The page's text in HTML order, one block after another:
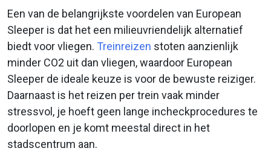
Een van de belangrijkste voordelen van European
Sleeper is dat het een milieuvriendelijk alternatief
biedt voor vliegen. Treinreizen stoten aanzienlijk
minder CO2 uit dan vliegen, waardoor European
Sleeper de ideale keuze is voor de bewuste reiziger.
Daarnaast is het reizen per trein vaak minder
stressvol, je hoeft geen lange incheckprocedures te
doorlopen en je komt meestal direct in het
stadscentrum aan.